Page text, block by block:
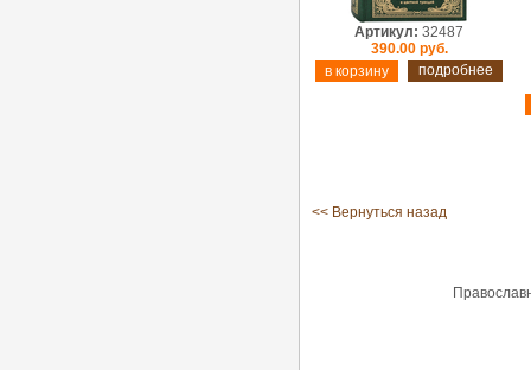
Артикул: 32487
390.00 руб.
подробнее
<< Вернуться назад